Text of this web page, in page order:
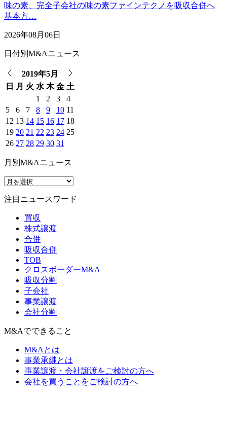
味の素、完全子会社の味の素ファインテクノを吸収合併へ
基本方…
2026年08月06日
日付別M&Aニュース
2019年5月
日
月 火 水 木 金 土
1
2 3
4
5
6 7 8 9 10 11
12 13 14 15 16 17 18
19 20 21 22 23 24 25
26 27 28 29 30 31
月別M&Aニュース
注目ニュースワード
買収
株式譲渡
合併
吸収合併
TOB
クロスボーダーM&A
吸収分割
子会社
事業譲渡
会社分割
M&Aでできること
M&Aとは
事業承継とは
事業譲渡・会社譲渡をご検討の方へ
会社を買うことをご検討の方へ